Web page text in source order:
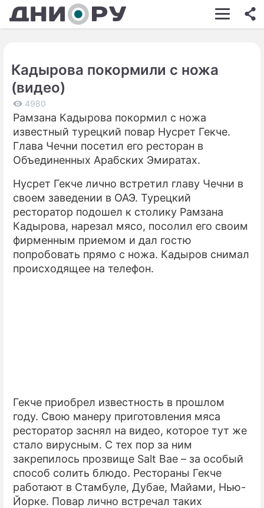
ШОУ-БИЗНЕС
КИНО
ЗДОРОВЬЕ
ЭКОНОМИКА
ПРОИСШЕСТВИЯ
СОННИК
СТИЛЬ ЖИЗНИ
СЕРИАЛЫ
ИГРЫ
Кадырова покормили с ножа
(видео)
4980
Рамзана Кадырова покормил с ножа
известный турецкий повар Нусрет Гекче.
Глава Чечни посетил его ресторан в
Объединенных Арабских Эмиратах.
Нусрет Гекче лично встретил главу Чечни в
своем заведении в ОАЭ. Турецкий
ресторатор подошел к столику Рамзана
Кадырова, нарезал мясо, посолил его своим
фирменным приемом и дал гостю
попробовать прямо с ножа. Кадыров снимал
происходящее на телефон.
Гекче приобрел известность в прошлом
году. Свою манеру приготовления мяса
ресторатор заснял на видео, которое тут же
стало вирусным. С тех пор за ним
закрепилось прозвище Salt Bae – за особый
способ солить блюдо. Рестораны Гекче
работают в Стамбуле, Дубае, Майами, Нью-
Йорке. Повар лично встречал таких